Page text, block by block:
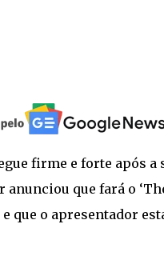
firme e forte após a
que fará o
que o apresentador